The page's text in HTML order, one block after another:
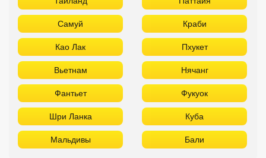
Самуй Краби
Као Лак Пхукет
Вьетнам Нячанг
Фантьет Фукуок
Шри Ланка Куба
Мальдивы Бали